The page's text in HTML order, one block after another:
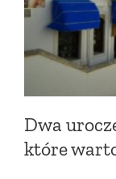
Dwa
które